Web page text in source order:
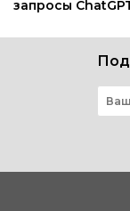
запросы